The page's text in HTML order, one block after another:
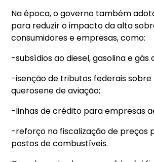
Na época, o governo também
para reduzir o impacto da alta
consumidores e empresas, como:
-subsídios ao diesel, gasolina e gás
-isenção de tributos federais sobre
querosene de aviação;
-linhas de crédito para empresas
-reforço na fiscalização de preços
postos de combustíveis.